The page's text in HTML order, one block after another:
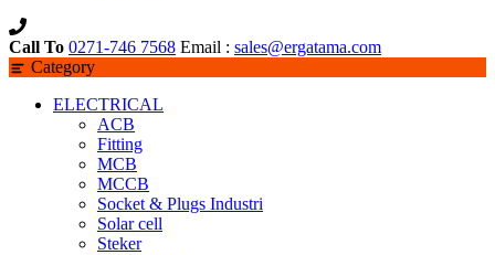
Call To 0271-746 7568 Email : sales@ergatama.com
Category
ELECTRICAL
ACB
Fitting
MCB
MCCB
Socket & Plugs Industri
Solar cell
Steker